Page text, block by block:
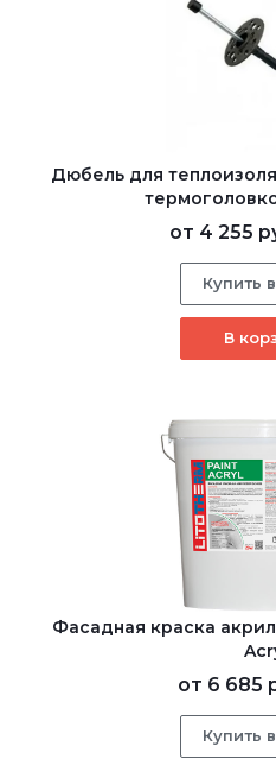
Дюбель для
от 4 255
Купить
В
Фасадная краска
от 6 685
Купить